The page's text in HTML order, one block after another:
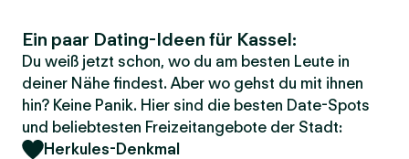
Ein paar Dating-Ideen für Kassel:
Du weiß jetzt schon, wo du am besten Leute in
deiner Nähe findest. Aber wo gehst du mit ihnen
hin? Keine Panik. Hier sind die besten Date-Spots
und beliebtesten Freizeitangebote der Stadt:
Herkules-Denkmal